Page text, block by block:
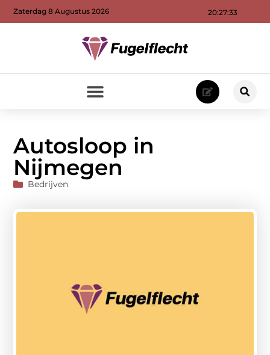
20:27:34
Zaterdag 8 Augustus 2026
Autosloop in
Nijmegen
Bedrijven